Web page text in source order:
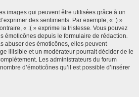
images qui peuvent être utilisées grâce à un
des sentiments. Par exemple, « :) »
« :( » exprime la tristesse. Vous pouvez
émoticônes depuis le formulaire de rédaction.
abuser des émoticônes, elles peuvent
illisible et un modérateur pourrait décider de le
Les administrateurs du forum
d’émoticônes qu’il est possible d’insérer